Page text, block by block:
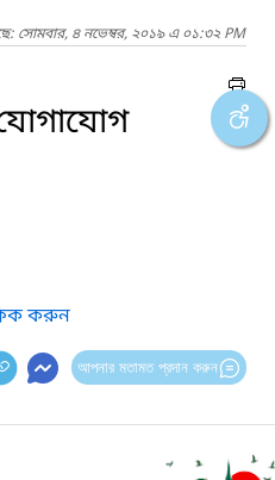
সোমবার, ৪ নভেম্বর, ২০১৯ এ ০১:৩২ PM
যোগাযোগ
করুন
আপনার মতামত প্রদান করুন